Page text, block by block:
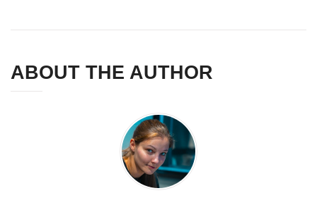
ABOUT THE AUTHOR